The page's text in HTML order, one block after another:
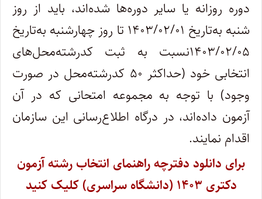
دوره روزانه یا سایر دوره‌ها شده‌اند، باید از روز
شنبه به‌تاریخ ۱۴۰۳/۰۲/۰۱ تا روز چهارشنبه به‌تاریخ
۱۴۰۳/۰۲/۰۵نسبت به ثبت کدرشته‌محل‌های
انتخابی خود (حداکثر ۵۰ کدرشته‌محل در صورت
وجود) با توجه به مجموعه امتحانی که در آن
آزمون داده‌اند، در درگاه اطلاع‌رسانی این سازمان
اقدام نمایند.
برای دانلود دفترچه راهنمای انتخاب رشته آزمون
دکتری ۱۴۰۳ (دانشگاه سراسری) کلیک کنید